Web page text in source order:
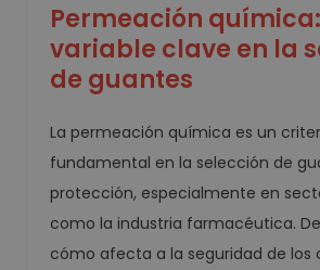
Permeación
variable clave en la
de guantes
La permeación química es un
fundamental en la selección de
protección, especialmente en
como la industria farmacéutica.
cómo afecta a la seguridad de los